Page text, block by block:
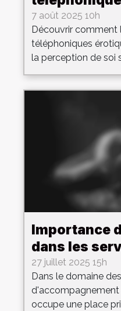
renforcent la
soi ?
7 août 2025 10h
Découvrir comment
téléphoniques
la perception de soi
Importance
dans les
27 juillet 2025 15h
Dans le domaine
d'accompagnement
occupe une place